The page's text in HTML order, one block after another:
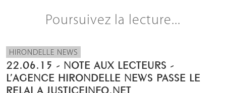
Poursuivez la lecture...
HIRONDELLE NEWS
22.06.15 - NOTE AUX LECTEURS -
L’AGENCE HIRONDELLE NEWS PASSE LE
RELAI A JUSTICEINFO.NET